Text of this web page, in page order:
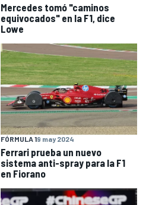
Mercedes tomó "caminos
equivocados" en la F1, dice
Lowe
FÓRMULA 19 may 2024
Ferrari prueba un nuevo
sistema anti-spray para la F1
en Fiorano